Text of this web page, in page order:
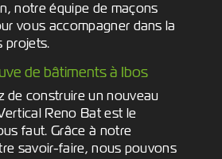
notre équipe de maçons
vous accompagner dans la
projets.
de bâtiments à Ibos
de construire un nouveau
Reno Bat est le
faut. Grâce à notre
savoir-faire, nous pouvons